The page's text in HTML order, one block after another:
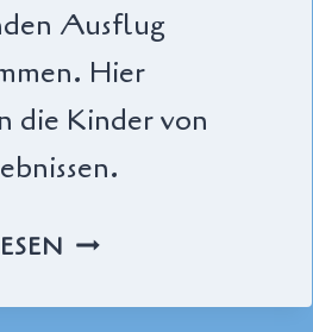
Ausflug
Hier
die Kinder von
AUSFLUG
MINERALIENHALDE